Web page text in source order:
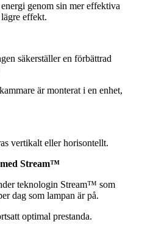
genom sin mer effektiva
effekt.
säkerställer en förbättrad
är monterat i en enhet,
vertikalt eller horisontellt.
med Stream™
teknologin Stream™ som
dag som lampan är på.
optimal prestanda.